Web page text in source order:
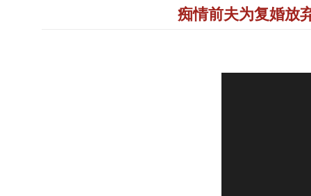
痴情前夫为复婚放